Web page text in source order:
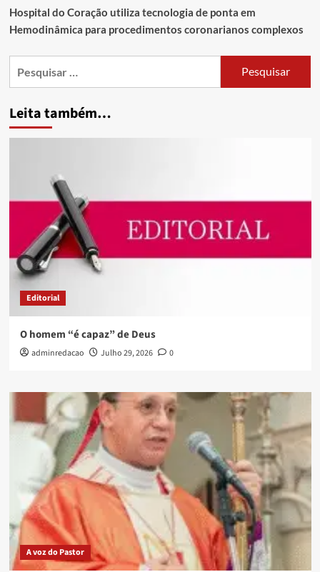
Hospital do Coração utiliza tecnologia de ponta em
Hemodinâmica para procedimentos coronarianos complexos
Leita também…
Editorial
O homem “é capaz” de Deus
adminredacao Julho 29, 2026 0
A voz do Pastor